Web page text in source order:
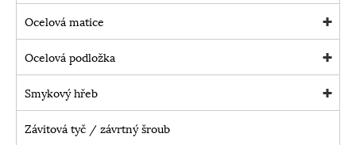
Ocelová matice
Ocelová podložka
Smykový hřeb
Závitová tyč / závrtný šroub